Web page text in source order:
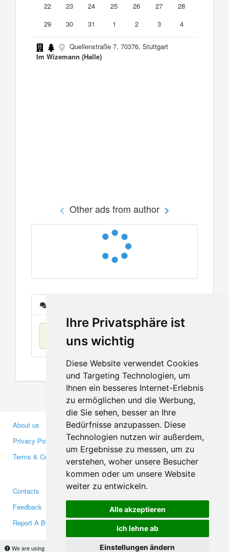
Ihre Privatsphäre ist
uns wichtig
Diese Website verwendet Cookies
und Targeting Technologien, um
Ihnen ein besseres Internet-Erlebnis
zu ermöglichen und die Werbung,
die Sie sehen, besser an Ihre
Bedürfnisse anzupassen. Diese
Technologien nutzen wir außerdem,
um Ergebnisse zu messen, um zu
verstehen, woher unsere Besucher
kommen oder um unsere Website
weiter zu entwickeln.
Alle akzeptieren
Ich lehne ab
Einstellungen ändern
We are using cookies to provide statistics that help us give you the best experience of
22
23 24 25 26 27
28
29
30 31 1 2 3 4
Quellenstraße 7, 70376, Stuttgart
Im Wizemann (Halle)
Other ads from author
No items found
About us
Privacy Policy
Terms & Conditions
Business Partners
Investors
Media
Contacts
Feedback
Report A Bug
Facebook
Twitter
YouTube
Google+